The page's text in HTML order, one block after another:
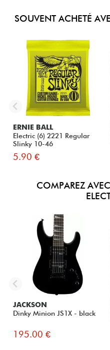
SOUVENT ACHETÉ
ERNIE BALL
Electric (6) 2221 Regular
Slinky 10-46
5.90 €
COMPAREZ
JACKSON
Dinky Minion JS1X - black
195.00 €